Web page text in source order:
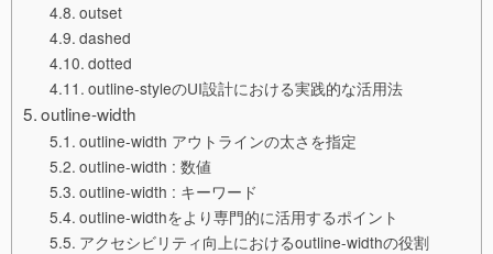
outset
dashed
dotted
outline-styleのUI設計における実践的な活用法
outline-width
outline-width アウトラインの太さを指定
outline-width : 数値
outline-width : キーワード
outline-widthをより専門的に活用するポイント
アクセシビリティ向上におけるoutline-widthの役割